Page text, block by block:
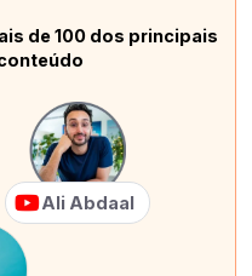
de 100 dos principais
Ali Abdaal